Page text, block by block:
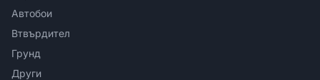
Автобои
Втвърдител
Грунд
Други